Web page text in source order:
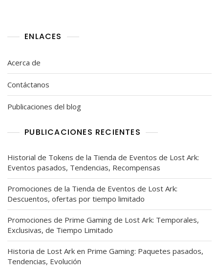
ENLACES
Acerca de
Contáctanos
Publicaciones del blog
PUBLICACIONES RECIENTES
Historial de Tokens de la Tienda de Eventos de Lost Ark:
Eventos pasados, Tendencias, Recompensas
Promociones de la Tienda de Eventos de Lost Ark:
Descuentos, ofertas por tiempo limitado
Promociones de Prime Gaming de Lost Ark: Temporales,
Exclusivas, de Tiempo Limitado
Historia de Lost Ark en Prime Gaming: Paquetes pasados,
Tendencias, Evolución